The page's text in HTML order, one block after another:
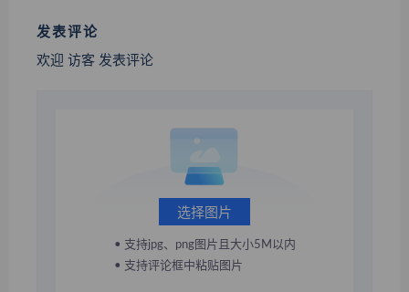
发表评论
欢迎 访客 发表评论
选择图片
• 支持jpg、png图片且大小5M以内
• 支持评论框中粘贴图片